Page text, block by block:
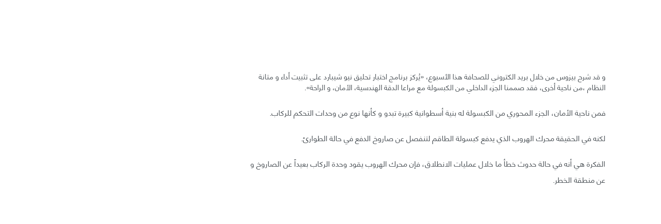
و قد شرح بيزوس من خلال بريد الكتروني للصحافة هذا الأسبوع، «يُركز برنامج اختبار تحليق نيو شيبارد على تثبيت أداء و متانة
النظام ،من ناحية أخرى، فقد صممنا الجزء الداخلي من الكبسولة مع مراعا الدقة الهندسية، الأمان، و الراحة».
فمن ناحية الأمان، الجزء المحوري من الكبسولة له بنية أسطوانية كبيرة تبدو و كأنها نوع من وحدات التحكم للركاب.
لكنه في الحقيقة محرك الهروب الذي يدفع كبسولة الطاقم لتنفصل عن صاروخ الدفع في حالة الطوارئ.
الفكرة هي أنه في حالة حدوث خطأ ما خلال عمليات الانطلاق، فإن محرك الهروب يقود وحدة الركاب بعيداً عن الصاروخ و
عن منطقة الخطر.